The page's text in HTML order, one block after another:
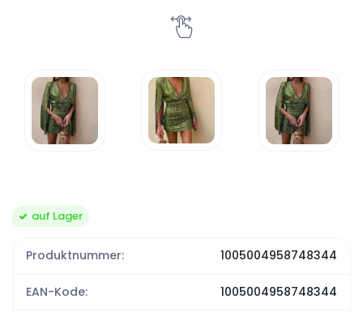
auf Lager
Produktnummer: 1005004958748344
EAN-Kode: 1005004958748344